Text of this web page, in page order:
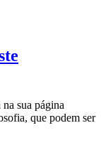
sua página
que podem ser